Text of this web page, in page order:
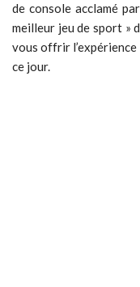
de console acclamé
meilleur jeu de sport »
vous offrir
ce jour.